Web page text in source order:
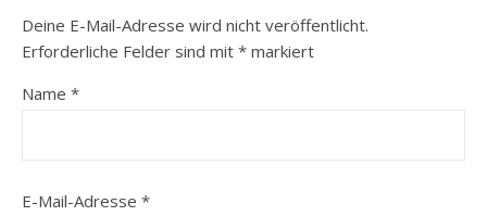
Deine E-Mail-Adresse wird nicht veröffentlicht.
Erforderliche Felder sind mit * markiert
Name *
E-Mail-Adresse *